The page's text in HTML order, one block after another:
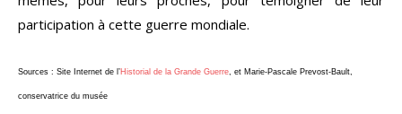
participation à cette guerre mondiale.
Sources : Site Internet de l’Historial de la Grande Guerre , et Marie-Pascale Prevost-Bault,
conservatrice du musée